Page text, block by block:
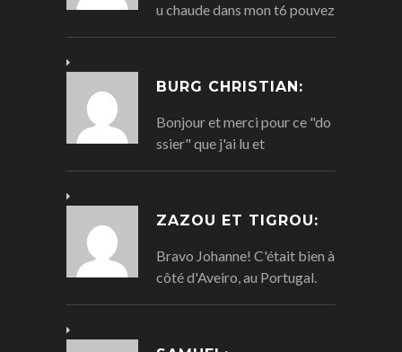
u chaude dans mon t6 pouvez
BURG CHRISTIAN:
Bonjour et merci pour ce "do
ssier" que j'ai lu et
ZAZOU ET TIGROU:
Bravo Johanne! C'était bien à
côté d'Aveiro, au Portugal.